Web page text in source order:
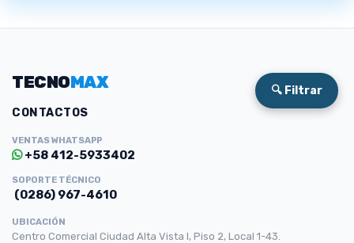
🔍 Filtrar
TECNOMAX
CONTACTOS
VENTAS WHATSAPP
+58 412-5933402
SOPORTE TÉCNICO
(0286) 967-4610
UBICACIÓN
Centro Comercial Ciudad Alta Vista I, Piso 2, Local 1-43.